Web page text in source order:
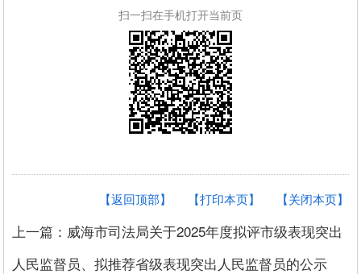
扫一扫在手机打开当前页
【关闭本页】
【打印本页】
【返回顶部】
上一篇：威海市司法局关于2025年度拟评市级表现突出
人民监督员、拟推荐省级表现突出人民监督员的公示